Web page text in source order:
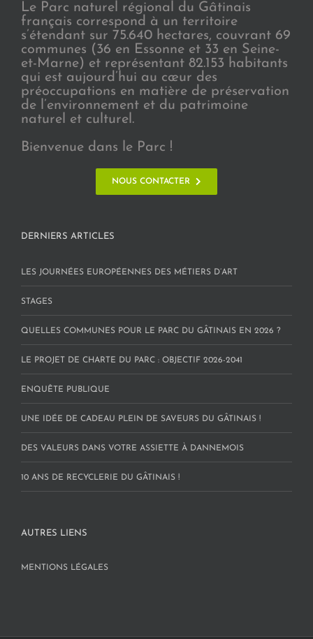
Le Parc naturel régional du Gâtinais
français correspond à un territoire
s’étendant sur 75.640 hectares, couvrant 69
communes (36 en Essonne et 33 en Seine-
et-Marne) et représentant 82.153 habitants
qui est aujourd’hui au cœur des
préoccupations en matière de préservation
de l’environnement et du patrimoine
naturel et culturel.
Bienvenue dans le Parc !
NOUS CONTACTER
DERNIERS ARTICLES
LES JOURNÉES EUROPÉENNES DES MÉTIERS D’ART
STAGES
QUELLES COMMUNES POUR LE PARC DU GÂTINAIS EN 2026 ?
LE PROJET DE CHARTE DU PARC : OBJECTIF 2026-2041
ENQUÊTE PUBLIQUE
UNE IDÉE DE CADEAU PLEIN DE SAVEURS DU GÂTINAIS !
DES VALEURS DANS VOTRE ASSIETTE À DANNEMOIS
10 ANS DE RECYCLERIE DU GÂTINAIS !
AUTRES LIENS
MENTIONS LÉGALES